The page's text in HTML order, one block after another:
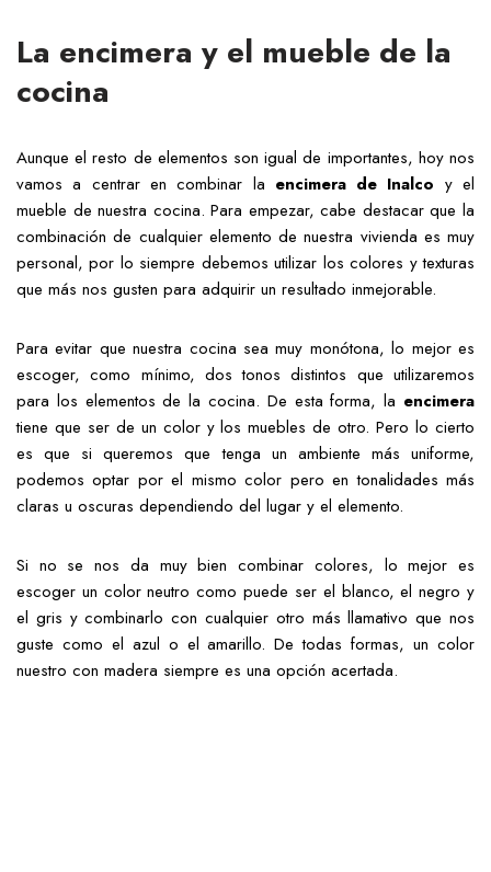
La encimera y el mueble de la
cocina
Aunque el resto de elementos son igual de importantes, hoy nos
vamos a centrar en combinar la encimera de Inalco y el
mueble de nuestra cocina. Para empezar, cabe destacar que la
combinación de cualquier elemento de nuestra vivienda es muy
personal, por lo siempre debemos utilizar los colores y texturas
que más nos gusten para adquirir un resultado inmejorable.
Para evitar que nuestra cocina sea muy monótona, lo mejor es
escoger, como mínimo, dos tonos distintos que utilizaremos
para los elementos de la cocina. De esta forma, la encimera
tiene que ser de un color y los muebles de otro. Pero lo cierto
es que si queremos que tenga un ambiente más uniforme,
podemos optar por el mismo color pero en tonalidades más
claras u oscuras dependiendo del lugar y el elemento.
Si no se nos da muy bien combinar colores, lo mejor es
escoger un color neutro como puede ser el blanco, el negro y
el gris y combinarlo con cualquier otro más llamativo que nos
guste como el azul o el amarillo. De todas formas, un color
nuestro con madera siempre es una opción acertada.